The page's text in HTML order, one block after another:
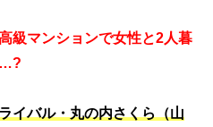
級マンションで女性と2人暮
イバル・丸の内さくら（山